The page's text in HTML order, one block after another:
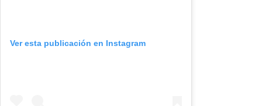
Ver esta publicación en Instagram